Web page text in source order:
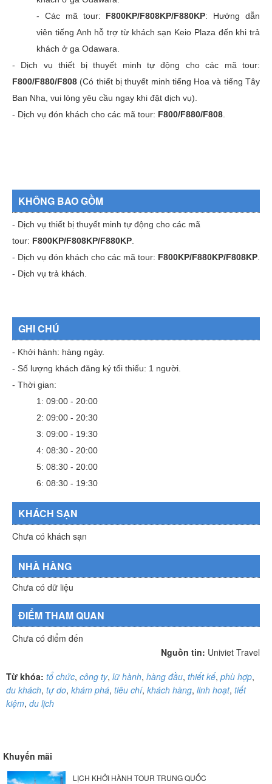
- Các mã tour: F800KP/F808KP/F880KP: Hướng dẫn
viên tiếng Anh hỗ trợ từ khách sạn Keio Plaza đến khi trả
khách ở ga Odawara.
- Dịch vụ thiết bị thuyết minh tự động cho các mã tour:
F800/F880/F808 (Có thiết bị thuyết minh tiếng Hoa và tiếng Tây
Ban Nha, vui lòng yêu cầu ngay khi đặt dịch vụ).
- Dịch vụ đón khách cho các mã tour: F800/F880/F808.
KHÔNG BAO GỒM
- Dịch vụ thiết bị thuyết minh tự động cho các mã
tour: F800KP/F808KP/F880KP.
- Dịch vụ đón khách cho các mã tour: F800KP/F880KP/F808KP.
- Dịch vụ trả khách.
GHI CHÚ
- Khởi hành: hàng ngày.
- Số lượng khách đăng ký tối thiểu: 1 người.
- Thời gian:
1: 09:00 - 20:00
2: 09:00 - 20:30
3: 09:00 - 19:30
4: 08:30 - 20:00
5: 08:30 - 20:00
6: 08:30 - 19:30
KHÁCH SẠN
Chưa có khách sạn
NHÀ HÀNG
Chưa có dữ liệu
ĐIỂM THAM QUAN
Chưa có điểm đến
Nguồn tin: Univiet Travel
Từ khóa: tổ chức, công ty, lữ hành, hàng đầu, thiết kế, phù hợp,
du khách, tự do, khám phá, tiêu chí, khách hàng, linh hoạt, tiết
kiệm, du lịch
Khuyến mãi
LỊCH KHỞI HÀNH TOUR TRUNG QUỐC